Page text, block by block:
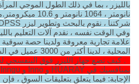
نانومتر ، 1064
علامة تجارية معروفة ولدينا حصة
المحلية ، لدينا أكثر من 3000 عميل في السوق المحلية الصينية.
2. كيف تضع جهاز الليزر فوق البنفسجي
بمنافسيك في HUARAY و Inno و Inngu؟
الإجابة: فيما يتعلق بتعليقات السوق ،